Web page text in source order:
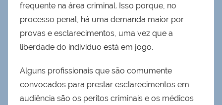
frequente na área criminal. Isso porque, no
processo penal, há uma demanda maior por
provas e esclarecimentos, uma vez que a
liberdade do indivíduo está em jogo.
Alguns profissionais que são comumente
convocados para prestar esclarecimentos em
audiência são os peritos criminais e os médicos